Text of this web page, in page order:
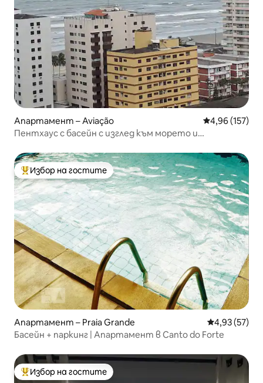
Апартамент – Aviação Средна
4,96 (157)
Пентхаус с басейн с изглед към морето и
Най-популярен избор на гостите
Избор на гостите
Апартамент – Praia Grande Средна
4,93 (57)
Басейн + паркинг | Апартамент в Canto do Forte
Най-популярен избор на гостите
Избор на гостите